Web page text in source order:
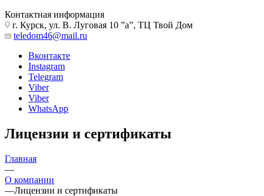
Контактная информация
г. Курск, ул. В. Луговая 10 ”а”, ТЦ Твой Дом
teledom46@mail.ru
Вконтакте
Instagram
Telegram
Viber
Viber
WhatsApp
Лицензии и сертификаты
Главная
—
О компании
—Лицензии и сертификаты